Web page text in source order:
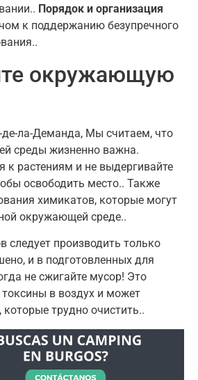
Порядок и организация
к поддержанию безупречного
окружающую
де-ла-Деманда, Мы считаем, что
среды жизненно важна.
к растениям и не выдергивайте
освободить место.. Также
химикатов, которые могут
окружающей среде..
следует производить только
и в подготовленных для
не сжигайте мусор! Это
в воздух и может
которые трудно очистить..